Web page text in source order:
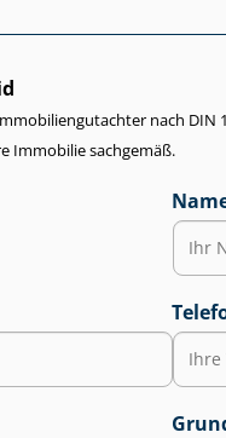
nach DIN
Immobilie sachgemäß.